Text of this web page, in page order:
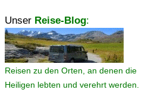
Unser Reise-Blog:
Reisen zu den Orten, an denen die
Heiligen lebten und verehrt werden.